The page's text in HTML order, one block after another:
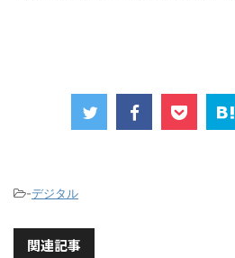
-デジタル
関連記事